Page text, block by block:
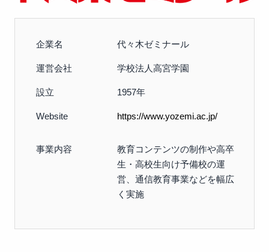
企業名 代々木ゼミナール
運営会社 学校法人高宮学園
設立 1957年
Website https://www.yozemi.ac.jp/
事業内容
教育コンテンツの制作や高卒
生・高校生向け予備校の運
営、通信教育事業などを幅広
く実施